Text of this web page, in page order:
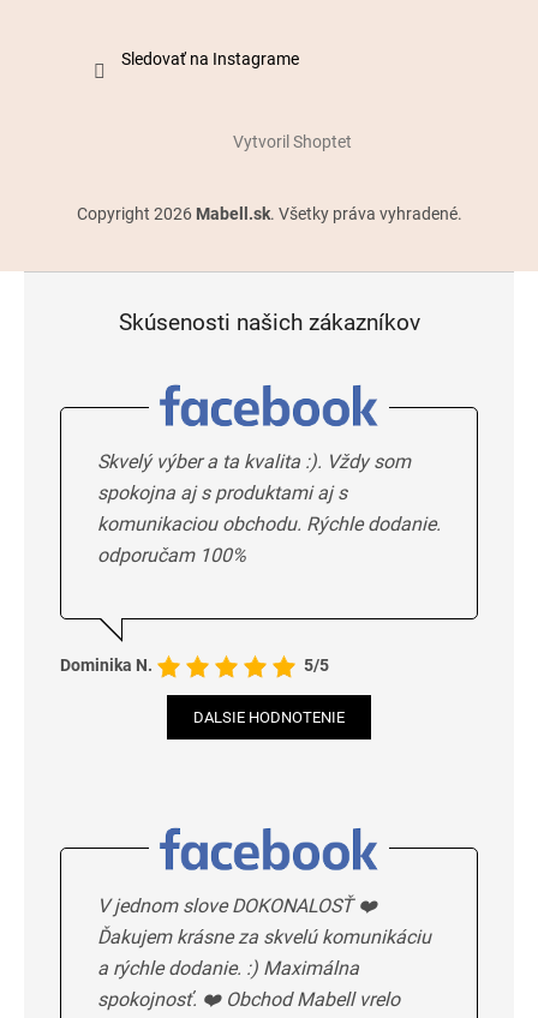
Sledovať na Instagrame
Vytvoril Shoptet
Copyright 2026 Mabell.sk. Všetky práva vyhradené.
Skúsenosti našich zákazníkov
Skvelý výber a ta kvalita :). Vždy som
spokojna aj s produktami aj s
komunikaciou obchodu. Rýchle dodanie.
odporučam 100%
Dominika N. 5/5
DALSIE HODNOTENIE
V jednom slove DOKONALOSŤ ❤️
Ďakujem krásne za skvelú komunikáciu
a rýchle dodanie. :) Maximálna
spokojnosť. ❤️ Obchod Mabell vrelo